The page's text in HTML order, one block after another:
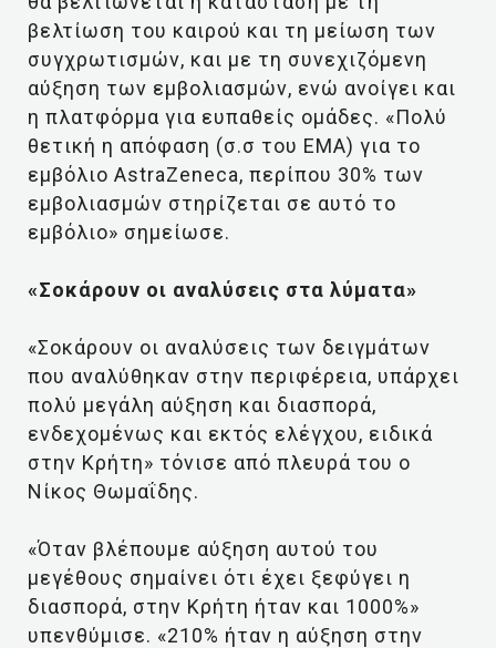
βελτίωση του καιρού και τη μείωση των
συγχρωτισμών, και με τη συνεχιζόμενη
αύξηση των εμβολιασμών, ενώ ανοίγει και
η πλατφόρμα για ευπαθείς ομάδες. «Πολύ
θετική η απόφαση (σ.σ του ΕΜΑ) για το
εμβόλιο AstraZeneca, περίπου 30% των
εμβολιασμών στηρίζεται σε αυτό το
εμβόλιο» σημείωσε.
«Σοκάρουν οι αναλύσεις στα λύματα»
«Σοκάρουν οι αναλύσεις των δειγμάτων
που αναλύθηκαν στην περιφέρεια, υπάρχει
πολύ μεγάλη αύξηση και διασπορά,
ενδεχομένως και εκτός ελέγχου, ειδικά
στην Κρήτη» τόνισε από πλευρά του ο
Νίκος Θωμαΐδης.
«Όταν βλέπουμε αύξηση αυτού του
μεγέθους σημαίνει ότι έχει ξεφύγει η
διασπορά, στην Κρήτη ήταν και 1000%»
υπενθύμισε. «210% ήταν η αύξηση στην